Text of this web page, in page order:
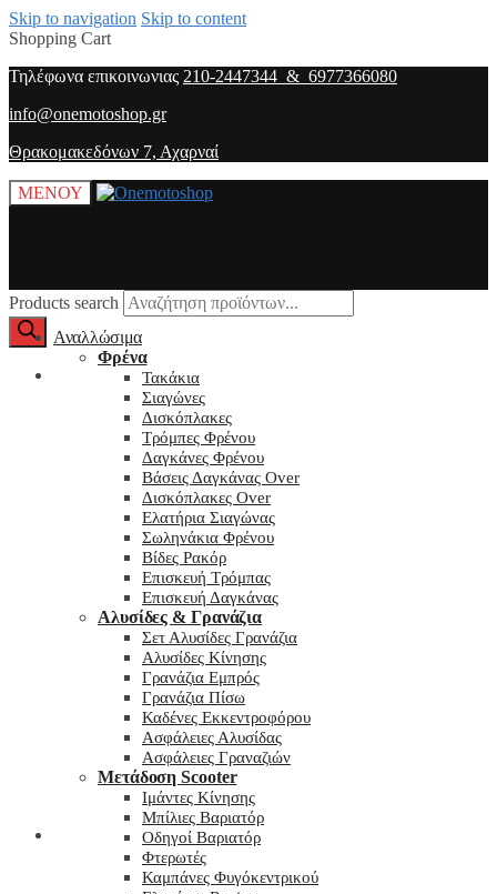
Skip to navigation Skip to content
Shopping Cart
Τηλέφωνα επικοινωνιας 210-2447344 & 6977366080
info@onemotoshop.gr
Θρακομακεδόνων 7, Αχαρναί
ΜΕΝΟΥ
Products search
O λογαριασμός μου
My wishlist
Αναλλώσιμα
Φρένα
Τακάκια
Σιαγώνες
Δισκόπλακες
Τρόμπες Φρένου
Δαγκάνες Φρένου
Βάσεις Δαγκάνας Over
Δισκόπλακες Over
Ελατήρια Σιαγώνας
Σωληνάκια Φρένου
Βίδες Ρακόρ
Επισκευή Τρόμπας
Επισκευή Δαγκάνας
Αλυσίδες & Γρανάζια
Σετ Αλυσίδες Γρανάζια
Αλυσίδες Κίνησης
Γρανάζια Εμπρός
Γρανάζια Πίσω
Καδένες Εκκεντροφόρου
Ασφάλειες Αλυσίδας
Ασφάλειες Γραναζιών
Μετάδοση Scooter
Ιμάντες Κίνησης
Μπίλιες Βαριατόρ
Οδηγοί Βαριατόρ
Φτερωτές
Καμπάνες Φυγόκεντρικού